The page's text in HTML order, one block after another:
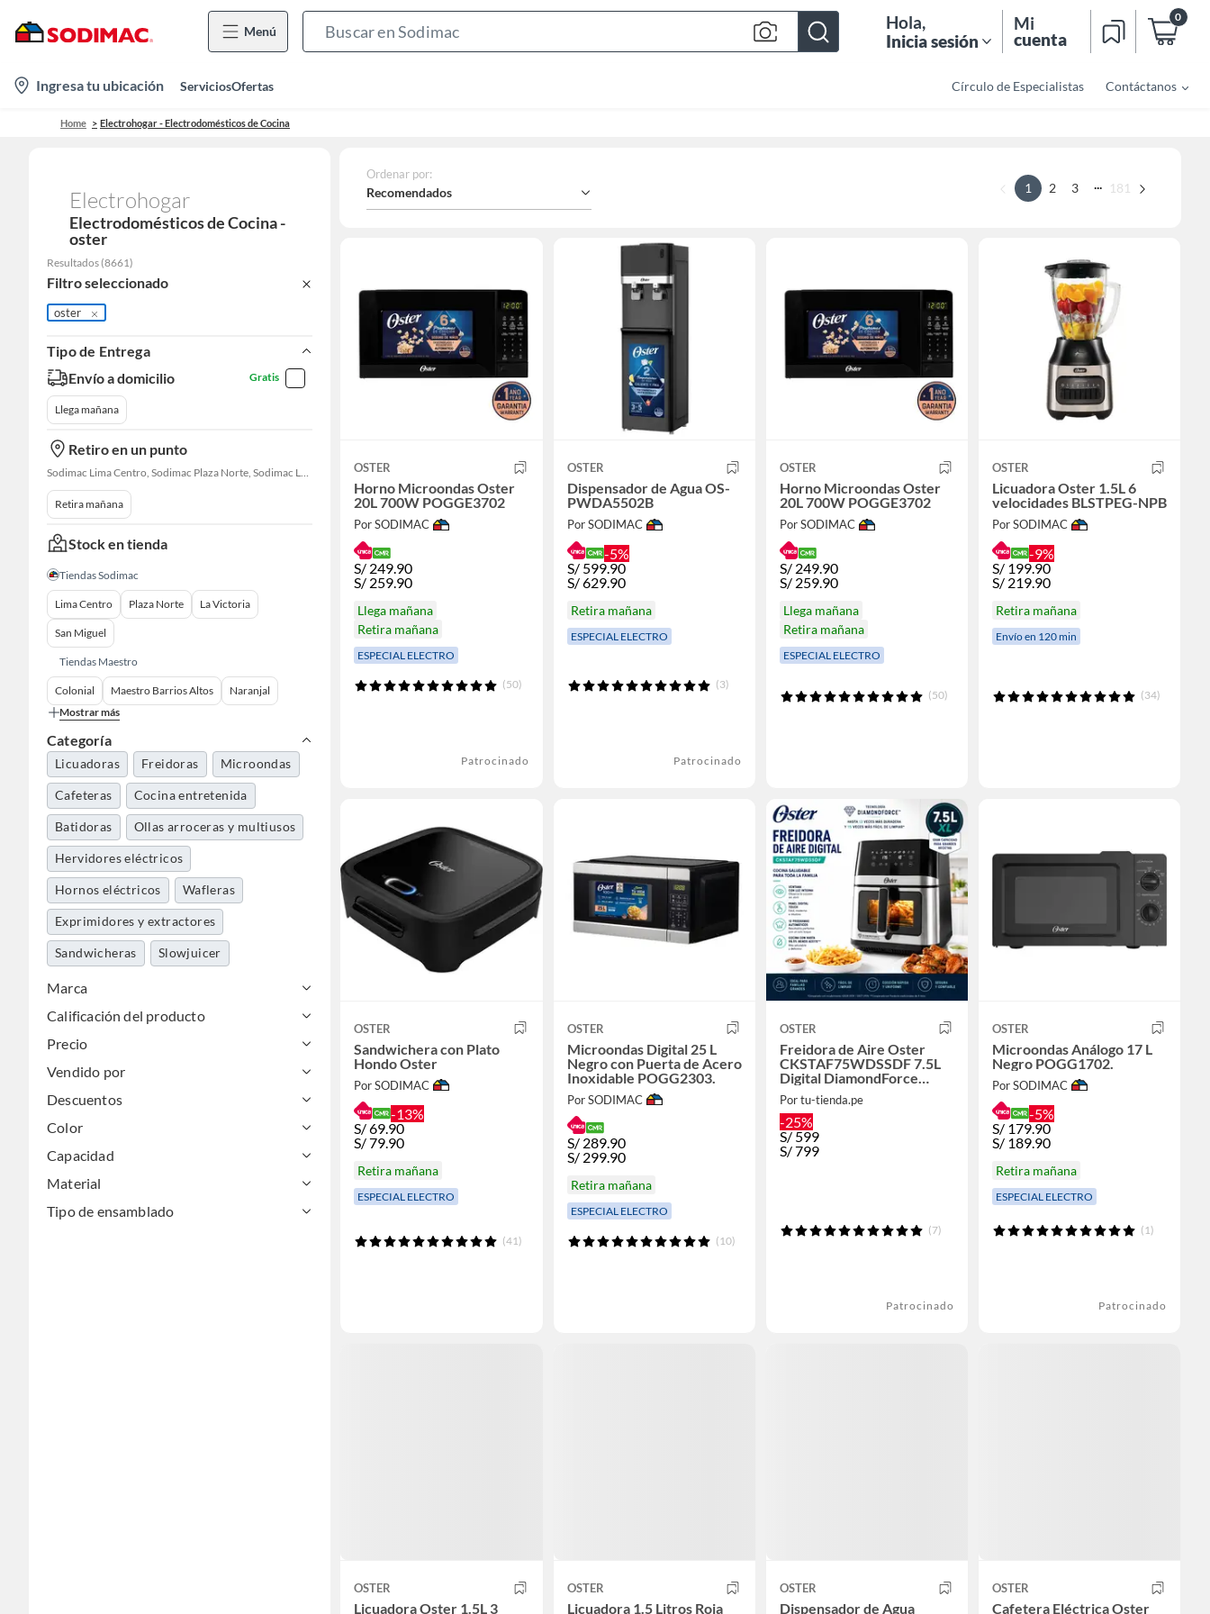
Menú
Bar
Hola,
Inicia sesión
Mi
cuenta
0
location-
icon
Ingresa tu ubicación ServiciosOfertas Círculo de Especialistas Contáctanos
Home Electrohogar - Electrodomésticos de Cocina
Electrohogar
Electrodomésticos de Cocina -
oster
Resultados (8661)
Filtro seleccionado
oster
Tipo de Entrega
Envío a domicilio
Gratis
Llega mañana
Retiro en un punto
Sodimac Lima Centro, Sodimac Plaza Norte, Sodimac La Victoria, Sodimac San Miguel, Sodimac S. J. Lurigancho, Sodimac Primavera, Sodimac Chacarilla, Sodimac Av. La Molina, Sodimac Colonial, Maestro Barrios Altos, Sodimac Naranjal
Retira mañana
Stock en tienda
Tiendas Sodimac
Lima Centro Plaza Norte La Victoria
San Miguel
Tiendas Maestro
Colonial Maestro Barrios Altos
Naranjal
Mostrar más
Categoría
Licuadoras Freidoras Microondas
Cafeteras Cocina entretenida
Batidoras Ollas arroceras y multiusos
Hervidores eléctricos
Hornos eléctricos Wafleras
Exprimidores y extractores
Sandwicheras Slowjuicer
Dispensadores de agua
Accesorios y repuestos
electrodomésticos cocina
Parrilla electrica y cocina de mesa
Tostadores eléctricos
Marca
Calificación del producto
Precio
Vendido por
Descuentos
Color
Capacidad
Material
Tipo de ensamblado
Ordenar por:
Recomendados 1 2 3 ... 181
OSTER
Horno Microondas Oster
20L 700W POGGE3702
Por SODIMAC
S/ 249.90
S/ 259.90
Llega mañana
Retira mañana
ESPECIAL ELECTRO
(50)
Patrocinado
OSTER
Dispensador de Agua OS-
PWDA5502B
Por SODIMAC
-5%
S/ 599.90
S/629.90
Retira mañana
ESPECIAL ELECTRO
(3)
Patrocinado
OSTER
Horno Microondas Oster
20L 700W POGGE3702
Por SODIMAC
S/ 249.90
S/ 259.90
Llega mañana
Retira mañana
ESPECIAL ELECTRO
(50)
OSTER
Licuadora Oster 1.5L 6
velocidades BLSTPEG-NPB
Por SODIMAC
-9%
S/ 199.90
S/ 219.90
Retira mañana
Envío en 120 min
(34)
OSTER
Sandwichera con Plato
Hondo Oster
Por SODIMAC
-13%
S/69.90
S/79.90
Retira mañana
ESPECIAL ELECTRO
(41)
OSTER
Microondas Digital 25 L
Negro con Puerta de Acero
Inoxidable POGG2303.
Por SODIMAC
S/ 289.90
S/ 299.90
Retira mañana
ESPECIAL ELECTRO
(10)
OSTER
Freidora de Aire Oster
CKSTAF75WDSSDF 7.5L
Digital DiamondForce
Ventana Luz Interna
Por tu-tienda.pe
-25%
S/599
S/799
(7)
Patrocinado
OSTER
Microondas Análogo 17 L
Negro POGG1702.
Por SODIMAC
-5%
S/ 179.90
S/ 189.90
Retira mañana
ESPECIAL ELECTRO
(1)
Patrocinado
OSTER
Licuadora Oster 1.5L 3
OSTER
Licuadora 1.5 Litros Roja
OSTER
Dispensador de Agua
OSTER
Cafetera Eléctrica Oster